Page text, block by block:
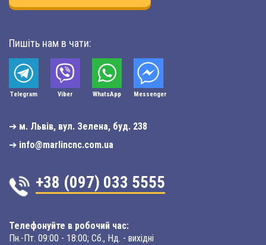
Пишіть нам в чати:
Telegram Viber WhatsApp Мessenger
➔ м. Львів, вул. Зелена, буд. 238
➔ info@marlincnc.com.ua
+38 (097) 033 5555
Телефонуйте в робочий час:
Пн.-Пт. 09:00 - 18:00; Сб., Нд. - вихідні